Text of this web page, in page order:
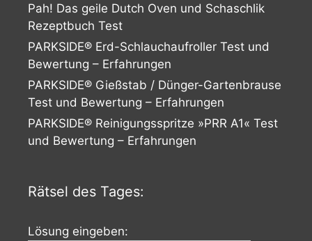
Pah! Das geile Dutch Oven und Schaschlik
Rezeptbuch Test
PARKSIDE® Erd-Schlauchaufroller Test und
Bewertung – Erfahrungen
PARKSIDE® Gießstab / Dünger-Gartenbrause
Test und Bewertung – Erfahrungen
PARKSIDE® Reinigungsspritze »PRR A1« Test
und Bewertung – Erfahrungen
Rätsel des Tages:
Lösung eingeben: